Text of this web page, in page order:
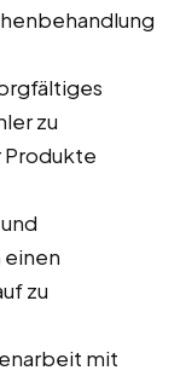
zu
Produkte
einen
zu
mit